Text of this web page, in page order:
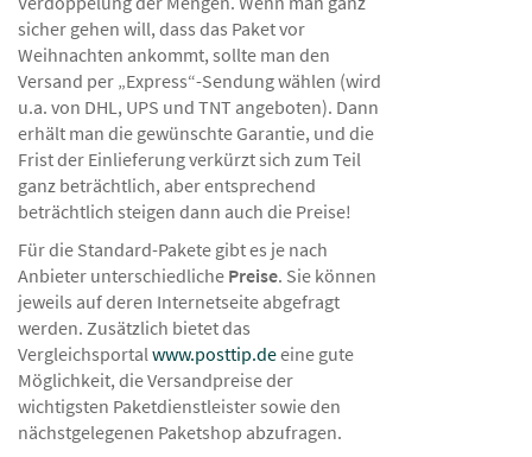
sicher gehen will, dass das Paket vor
Weihnachten ankommt, sollte man den
Versand per „Express“-Sendung wählen (wird
u.a. von DHL, UPS und TNT angeboten). Dann
erhält man die gewünschte Garantie, und die
Frist der Einlieferung verkürzt sich zum Teil
ganz beträchtlich, aber entsprechend
beträchtlich steigen dann auch die Preise!
Für die Standard-Pakete gibt es je nach
Anbieter unterschiedliche Preise. Sie können
jeweils auf deren Internetseite abgefragt
werden. Zusätzlich bietet das
Vergleichsportalwww.posttip.deeine gute
Möglichkeit, die Versandpreise der
wichtigsten Paketdienstleister sowie den
nächstgelegenen Paketshop abzufragen.